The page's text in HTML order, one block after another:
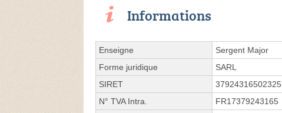
Informations
Enseigne
Sergent Major
Forme juridique
SARL
SIRET
37924316502325
N° TVA Intra.
FR17379243165